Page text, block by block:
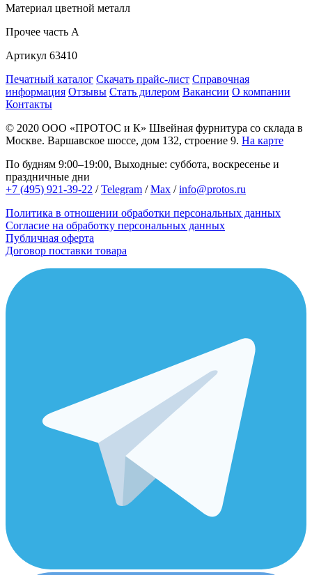
Материал цветной металл
Прочее часть A
Артикул 63410
Печатный каталог Скачать прайс-лист Справочная
информация Отзывы Стать дилером Вакансии О компании
Контакты
© 2020 ООО «ПРОТОС и К» Швейная фурнитура со склада в
Москве. Варшавское шоссе, дом 132, строение 9. На карте
По будням 9:00–19:00, Выходные: суббота, воскресенье и
праздничные дни
+7 (495) 921-39-22 /Telegram /Max /info@protos.ru
Политика в отношении обработки персональных данных
Согласие на обработку персональных данных
Публичная оферта
Договор поставки товара